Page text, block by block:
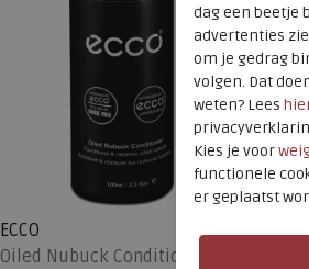
ECCO
Oiled Nubuck Conditioner
dag een beetje
advertenties
om je gedrag
volgen. Dat
weten? Lees
Kies je voor
functionele
er geplaatst